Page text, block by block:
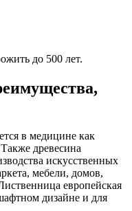
до 500 лет.
в медицине как
древесина
искусственных
мебели, домов,
европейская
дизайне и для